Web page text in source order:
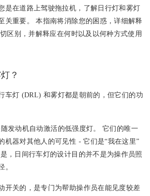
是在道路上驾驶拖拉机，了解日行灯和雾灯
关重要。 本指南将消除您的困惑，详细解释
区别，并解释应在何时以及以何种方式使用
？
车灯 (DRL) 和雾灯都是朝前的，但它们的功
发动机自动激活的低强度灯。 它们的唯一
机器对其他人的可见性 - 它们是“我在这里”
，日间行车灯的设计目的并不是为操作员照
。
开关的，是专门为帮助操作员在能见度较差